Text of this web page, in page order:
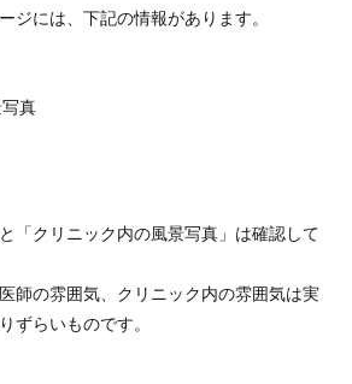
ジには、下記の情報があります。
真
「クリニック内の風景写真」は確認して
師の雰囲気、クリニック内の雰囲気は実
ずらいものです。